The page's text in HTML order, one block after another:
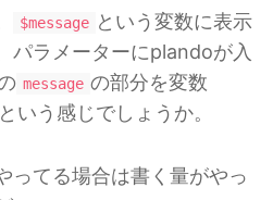
$message という変数に表示
パラメーターにplandoが入
message の部分を変数
いう感じでしょうか。
ってる場合は書く量がやっ